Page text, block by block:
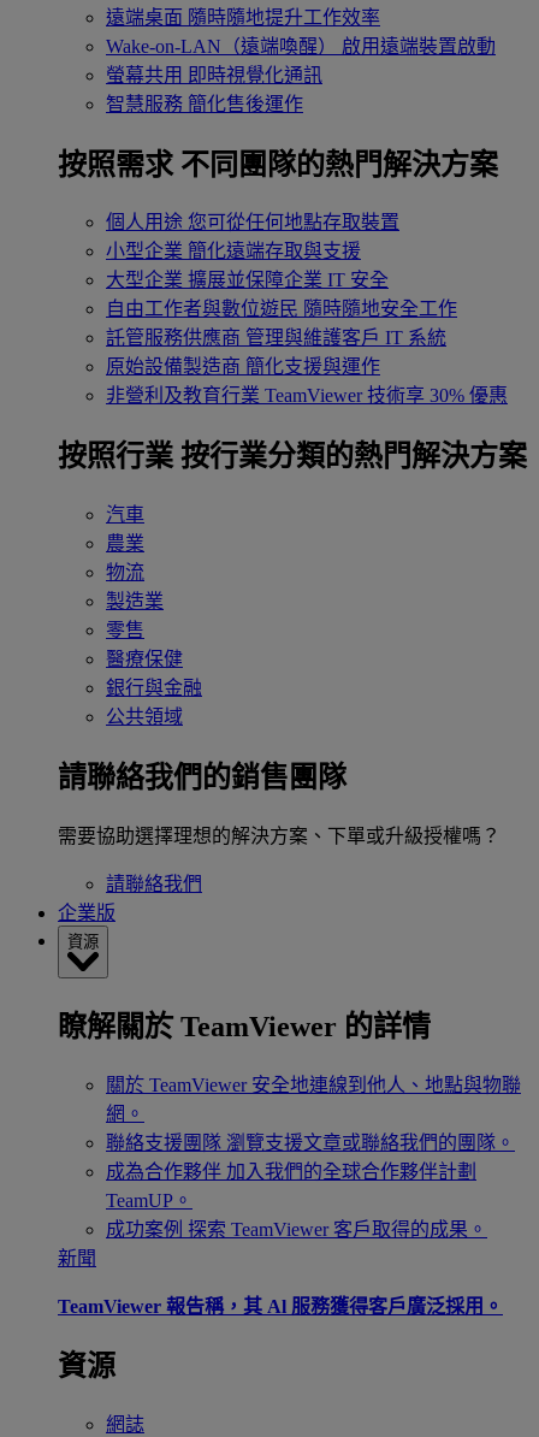
遠端桌面 隨時隨地提升工作效率
Wake-on-LAN（遠端喚醒）
啟用遠端裝置啟動
螢幕共用 即時視覺化通訊
智慧服務 簡化售後運作
按照需求 不同團隊的熱門解決方案
個人用途 您可從任何地點存取裝置
小型企業 簡化遠端存取與支援
大型企業 擴展並保障企業 IT 安全
自由工作者與數位遊民 隨時隨地安全工作
託管服務供應商 管理與維護客戶 IT 系統
原始設備製造商 簡化支援與運作
非營利及教育行業 TeamViewer 技術享 30% 優惠
按照行業 按行業分類的熱門解決方案
汽車
農業
物流
製造業
零售
醫療保健
銀行與金融
公共領域
請聯絡我們的銷售團隊
需要協助選擇理想的解決方案、下單或升級授權嗎？
請聯絡我們
企業版
資源
瞭解關於 TeamViewer 的詳情
關於 TeamViewer 安全地連線到他人、地點與物聯
網。
聯絡支援團隊 瀏覽支援文章或聯絡我們的團隊。
成為合作夥伴 加入我們的全球合作夥伴計劃
TeamUP。
成功案例 探索 TeamViewer 客戶取得的成果。
新聞
TeamViewer 報告稱，其 Al 服務獲得客戶廣泛採用。
資源
網誌